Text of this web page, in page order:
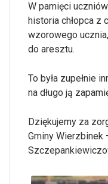
W pamięci
historia chłopca z
wzorowego
do aresztu.
To była zupełnie
na długo ją
Dziękujemy za
Gminy Wierzbinek